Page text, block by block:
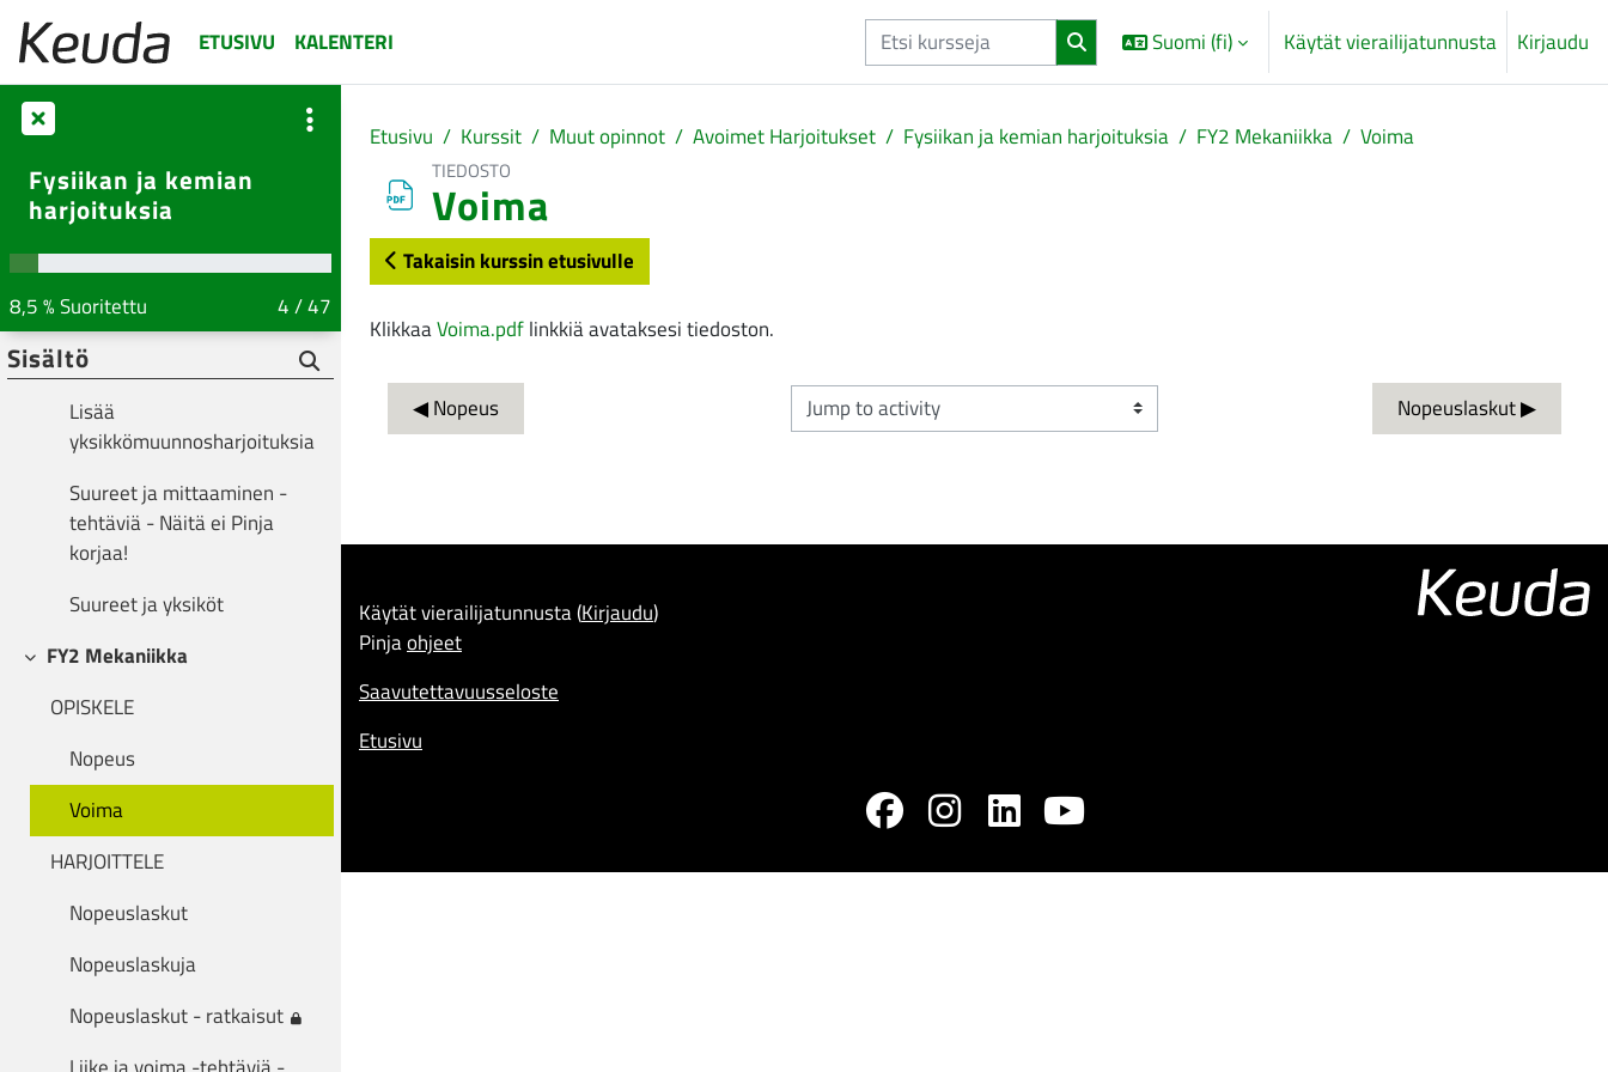
ETUSIVU
KALENTERI Suomi ‎(fi)‎ Käytät vierailijatunnusta Kirjaudu
Etusivu Kurssit Muut opinnot Avoimet Harjoitukset Fysiikan ja kemian harjoituksia FY2 Mekaniikka Voima
TIEDOSTO
Voima
Takaisin kurssin etusivulle
KlikkaaVoima.pdflinkkiä avataksesi tiedoston.
◀︎ Nopeus Jump to activity Nopeuslaskut ▶︎
Käytät vierailijatunnusta (Kirjaudu)
Pinjaohjeet
Saavutettavuusseloste
Etusivu
Fysiikan ja kemian
harjoituksia
8,5 % Suoritettu 4 / 47
Sisältö
Perussuureet
HARJOITTELE
Suureet ja yksiköt
Muunna senttimetreiksi
Tee yksikkömuunnokset
Lisää
yksikkömuunnosharjoituksia
Suureet ja mittaaminen -
tehtäviä - Näitä ei Pinja
korjaa!
Suureet ja yksiköt
Tiivistä
FY2 Mekaniikka
OPISKELE
Nopeus
Voima
HARJOITTELE
Nopeuslaskut
Nopeuslaskuja
Nopeuslaskut - ratkaisut